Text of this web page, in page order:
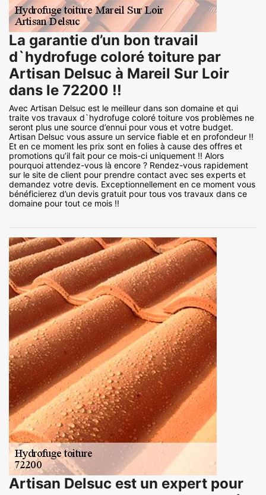
La garantie d’un bon travail
d`hydrofuge coloré toiture par
Artisan Delsuc à Mareil Sur Loir
dans le 72200 !!
Avec Artisan Delsuc est le meilleur dans son domaine et qui
traite vos travaux d`hydrofuge coloré toiture vos problèmes ne
seront plus une source d’ennui pour vous et votre budget.
Artisan Delsuc vous assure un service fiable et en profondeur !!
Et en ce moment les prix sont en folies à cause des offres et
promotions qu’il fait pour ce mois-ci uniquement !! Alors
pourquoi attendez-vous là encore ? Rendez-vous rapidement
sur le site de client pour prendre contact avec ses experts et
demandez votre devis. Exceptionnellement en ce moment vous
bénéficierez d’un devis gratuit pour tous vos travaux dans ce
domaine pour tout ce mois !!
Artisan Delsuc est un expert pour